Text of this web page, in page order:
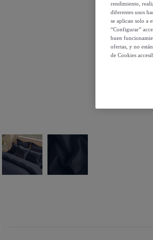
rendimiento,
diferentes usos
se aplican solo a
“Configurar”
buen
ofertas, y no
de Cookies